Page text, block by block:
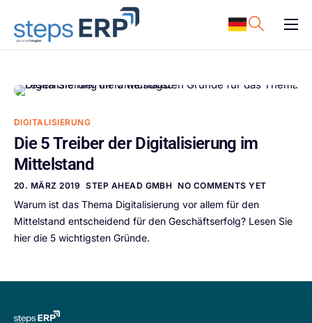
ERP Software
Karriere
Unternehmen
DIGITALISIERUNG
Die 5 Treiber der Digitalisierung im
Mittelstand
20. MÄRZ 2019 STEP AHEAD GMBH NO COMMENTS YET
Warum ist das Thema Digitalisierung vor allem für den
Mittelstand entscheidend für den Geschäftserfolg? Lesen Sie
hier die 5 wichtigsten Gründe.